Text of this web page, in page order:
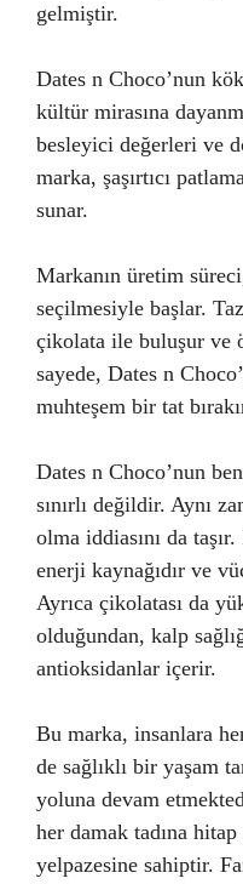
gelmiştir.
Dates n Choco’nun
kültür mirasına
besleyici değerleri ve
marka, şaşırtıcı
sunar.
Markanın üretim
seçilmesiyle başlar.
çikolata ile buluşur ve
sayede, Dates n
muhteşem bir tat
Dates n Choco’nun
sınırlı değildir. Aynı
olma iddiasını da
enerji kaynağıdır ve
Ayrıca çikolatası da
olduğundan, kalp
antioksidanlar içerir.
Bu marka, insanlara
de sağlıklı bir yaşam
yoluna devam
her damak tadına
yelpazesine sahiptir.